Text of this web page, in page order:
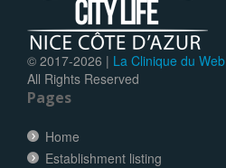
© 2017-2026 | La Clinique du Web
All Rights Reserved
Pages
Home
Establishment listing